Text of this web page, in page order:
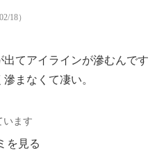
18）
てアイラインが滲むんです
まなくて凄い。
います
を見る